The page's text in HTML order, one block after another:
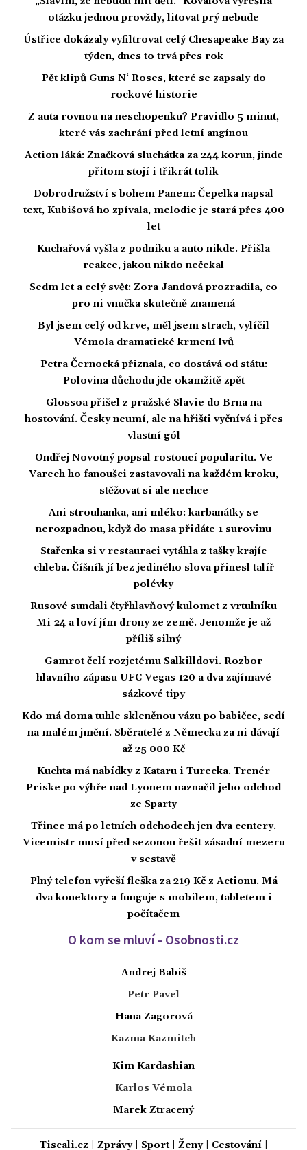
otázku jednou provždy, litovat prý nebude
Ústřice dokázaly vyfiltrovat celý Chesapeake Bay za
týden, dnes to trvá přes rok
Pět klipů Guns N‘ Roses, které se zapsaly do
rockové historie
Z auta rovnou na neschopenku? Pravidlo 5 minut,
které vás zachrání před letní angínou
Action láká: Značková sluchátka za 244 korun, jinde
přitom stojí i třikrát tolik
Dobrodružství s bohem Panem: Čepelka napsal
text, Kubišová ho zpívala, melodie je stará přes 400
let
Kuchařová vyšla z podniku a auto nikde. Přišla
reakce, jakou nikdo nečekal
Sedm let a celý svět: Zora Jandová prozradila, co
pro ni vnučka skutečně znamená
Byl jsem celý od krve, měl jsem strach, vylíčil
Vémola dramatické krmení lvů
Petra Černocká přiznala, co dostává od státu:
Polovina důchodu jde okamžitě zpět
Glossoa přišel z pražské Slavie do Brna na
hostování. Česky neumí, ale na hřišti vyčnívá i přes
vlastní gól
Ondřej Novotný popsal rostoucí popularitu. Ve
Varech ho fanoušci zastavovali na každém kroku,
stěžovat si ale nechce
Ani strouhanka, ani mléko: karbanátky se
nerozpadnou, když do masa přidáte 1 surovinu
Stařenka si v restauraci vytáhla z tašky krajíc
chleba. Číšník jí bez jediného slova přinesl talíř
polévky
Rusové sundali čtyřhlavňový kulomet z vrtulníku
Mi-24 a loví jím drony ze země. Jenomže je až
příliš silný
Gamrot čelí rozjetému Salkilldovi. Rozbor
hlavního zápasu UFC Vegas 120 a dva zajímavé
sázkové tipy
Kdo má doma tuhle skleněnou vázu po babičce, sedí
na malém jmění. Sběratelé z Německa za ni dávají
až 25 000 Kč
Kuchta má nabídky z Kataru i Turecka. Trenér
Priske po výhře nad Lyonem naznačil jeho odchod
ze Sparty
Třinec má po letních odchodech jen dva centery.
Vicemistr musí před sezonou řešit zásadní mezeru
v sestavě
Plný telefon vyřeší fleška za 219 Kč z Actionu. Má
dva konektory a funguje s mobilem, tabletem i
počítačem
O kom se mluví - Osobnosti.cz
Andrej Babiš
Petr Pavel
Hana Zagorová
Kazma Kazmitch
Kim Kardashian
Karlos Vémola
Marek Ztracený
Tiscali.cz Zprávy| Sport| Ženy| Cestování|